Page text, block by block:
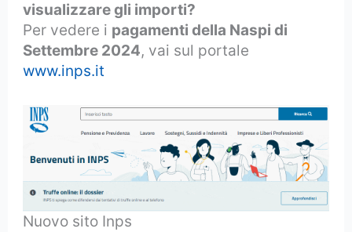
visualizzare gli importi?
Per vedere i pagamenti della Naspi di
Settembre 2024, vai sul portale
www.inps.it
Nuovo sito Inps